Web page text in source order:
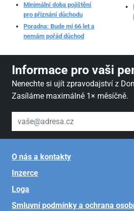
Minimální doba pojištění
pro přiznání důchodu
Poradna: Bude mi 66 let a
nemám pořád důchod
Informace pro vaši
Nenechte si ujít zpravodajství z
Zasíláme maximálně 1× měsíčně.
váš email
O nás a kontakty
Inzerce
Loga
Smluvní podmínky a ochrana